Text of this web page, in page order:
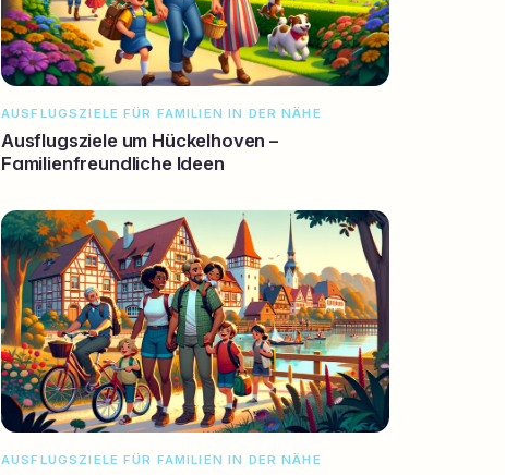
AUSFLUGSZIELE FÜR FAMILIEN IN DER NÄHE
Ausflugsziele um Hückelhoven –
Familienfreundliche Ideen
AUSFLUGSZIELE FÜR FAMILIEN IN DER NÄHE